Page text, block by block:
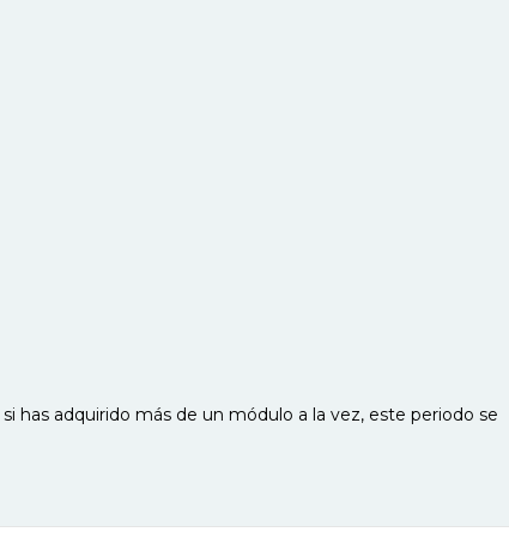
has adquirido más de un módulo a la vez, este periodo se